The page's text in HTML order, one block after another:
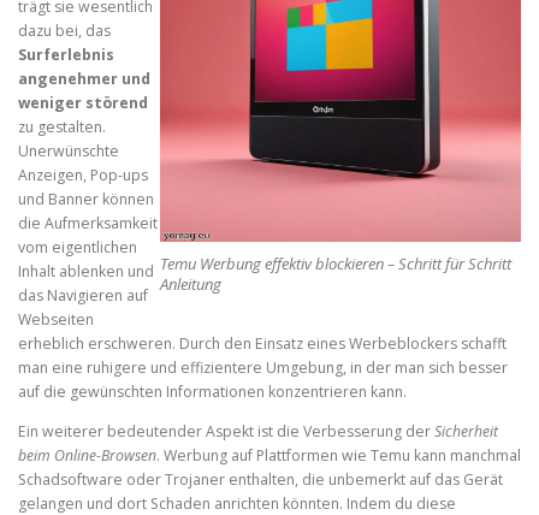
Temu Werbung effektiv blockieren – Schritt für Schritt
Anleitung
trägt sie wesentlich
dazu bei, das
Surferlebnis
angenehmer und
weniger störend
zu gestalten.
Unerwünschte
Anzeigen, Pop-ups
und Banner können
die Aufmerksamkeit
vom eigentlichen
Inhalt ablenken und
das Navigieren auf
Webseiten
erheblich erschweren. Durch den Einsatz eines Werbeblockers schafft
man eine ruhigere und effizientere Umgebung, in der man sich besser
auf die gewünschten Informationen konzentrieren kann.
Ein weiterer bedeutender Aspekt ist die Verbesserung derSicherheit
beim Online-Browsen. Werbung auf Plattformen wie Temu kann manchmal
Schadsoftware oder Trojaner enthalten, die unbemerkt auf das Gerät
gelangen und dort Schaden anrichten könnten. Indem du diese